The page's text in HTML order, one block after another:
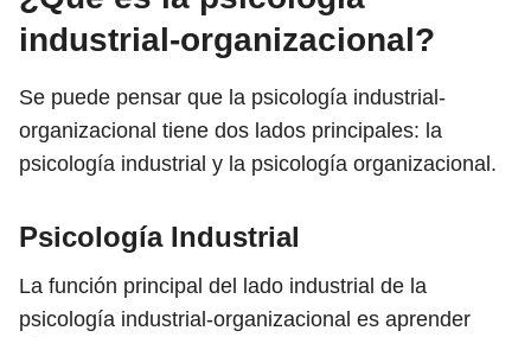
industrial-organizacional?
Se puede pensar que la psicología industrial-
organizacional tiene dos lados principales: la
psicología industrial y la psicología organizacional.
Psicología Industrial
La función principal del lado industrial de la
psicología industrial-organizacional es aprender